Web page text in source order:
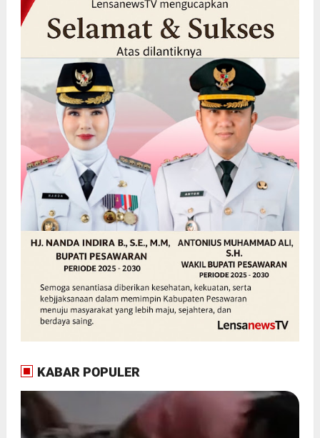
KABAR POPULER